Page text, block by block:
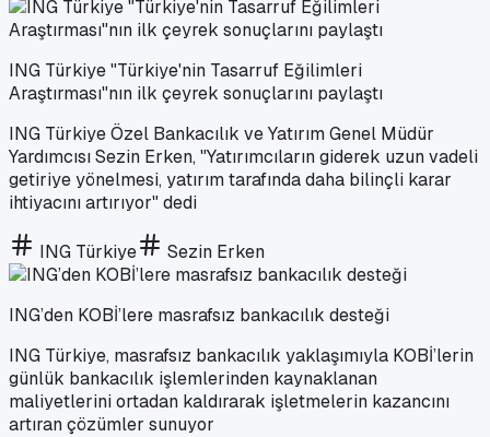
ING Türkiye "Türkiye'nin Tasarruf Eğilimleri
Araştırması"nın ilk çeyrek sonuçlarını paylaştı
ING Türkiye Özel Bankacılık ve Yatırım Genel Müdür
Yardımcısı Sezin Erken, "Yatırımcıların giderek uzun vadeli
getiriye yönelmesi, yatırım tarafında daha bilinçli karar
ihtiyacını artırıyor" dedi
ING Türkiye Sezin Erken
ING’den KOBİ’lere masrafsız bankacılık desteği
ING Türkiye, masrafsız bankacılık yaklaşımıyla KOBİ’lerin
günlük bankacılık işlemlerinden kaynaklanan
maliyetlerini ortadan kaldırarak işletmelerin kazancını
artıran çözümler sunuyor